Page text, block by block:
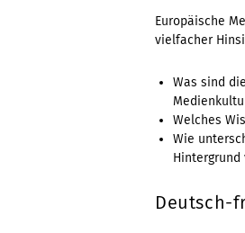
Europäische
vielfacher
Was sind
Welches
Wie
Hintergrund
Deutsch-